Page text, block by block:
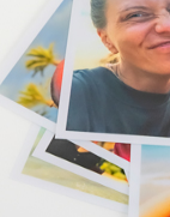
Выберите из